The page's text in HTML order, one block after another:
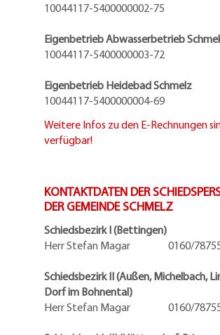
10044117-5400000002-75
Eigenbetrieb Abwasserbetrieb
10044117-5400000003-72
Eigenbetrieb Heidebad Schmelz
10044117-5400000004-69
Weitere Infos zu den E-Rechnungen
verfügbar!
KONTAKTDATEN DER
DER GEMEINDE SCHMELZ
Schiedsbezirk I (Bettingen)
Herr Stefan Magar 0160/
Schiedsbezirk II (Außen, Michelbach,
Dorf im Bohnental)
Herr Stefan Magar 0160/